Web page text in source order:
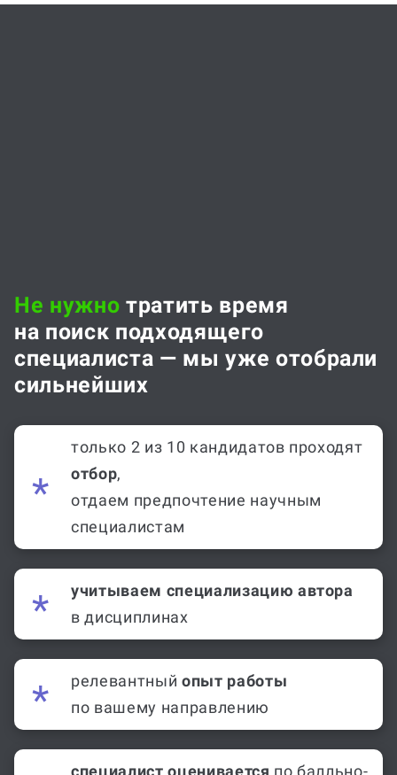
Не нужно тратить время
на поиск подходящего
специалиста — мы уже отобрали
сильнейших
только 2 из 10 кандидатов проходят
отбор
отдаем предпочтение научным
специалистам
учитываем специализацию автора
в дисциплинах
релевантный опыт работы
по вашему направлению
специалист оценивается по балльно-